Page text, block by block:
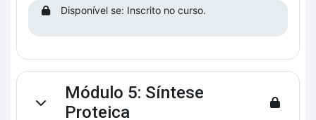
Disponível se: Inscrito no curso.
Contrair
Módulo 5: Síntese
Proteica